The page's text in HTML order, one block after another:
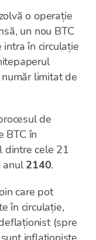
o operație
un nou BTC
intra în circulație
limitat de
de
BTC în
dintre cele 21
anul2140.
care pot
în circulație,
(spre